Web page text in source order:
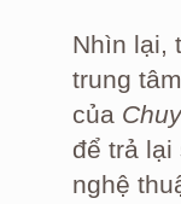
Nhìn lại,
trung
của
để trả lại
nghệ